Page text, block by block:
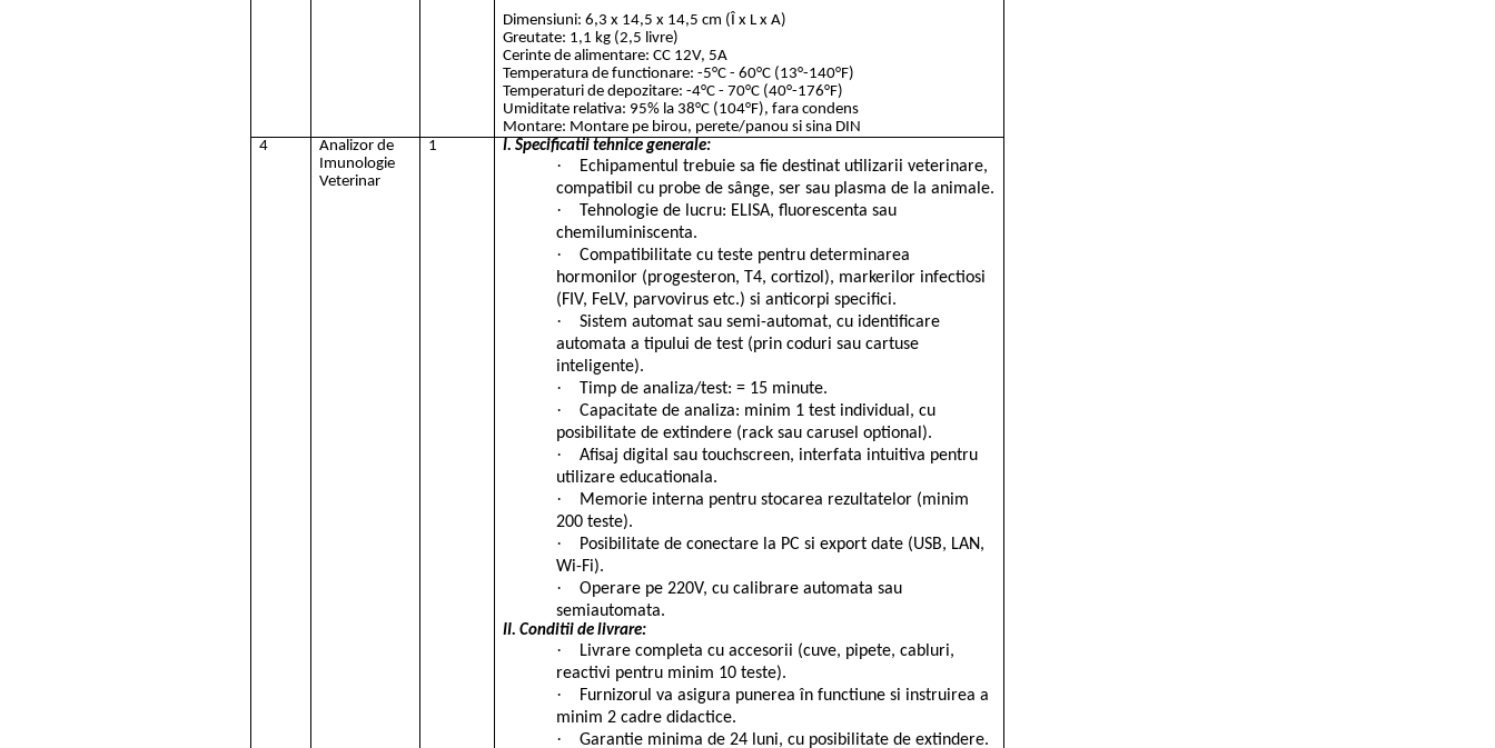
Dimensiuni: 6,3 x 14,5 x 14,5 cm (Î x L x A)
Greutate: 1,1 kg (2,5 livre)
Cerinte de alimentare: CC 12V, 5A
Temperatura de functionare: -5°C - 60°C (13°-140°F)
Temperaturi de depozitare: -4°C - 70°C (40°-176°F)
Umiditate relativa: 95% la 38°C (104°F), fara condens
Montare: Montare pe birou, perete/panou si sina DIN
4
Analizor de
Imunologie
Veterinar
1 I. Specificatii tehnice generale:
·
Echipamentul trebuie sa fie destinat utilizarii veterinare,
compatibil cu probe de sânge, ser sau plasma de la animale.
·
Tehnologie de lucru: ELISA, fluorescenta sau
chemiluminiscenta.
·
Compatibilitate cu teste pentru determinarea
hormonilor (progesteron, T4, cortizol), markerilor infectiosi
(FIV, FeLV, parvovirus etc.) si anticorpi specifici.
·
Sistem automat sau semi-automat, cu identificare
automata a tipului de test (prin coduri sau cartuse
inteligente).
· Timp de analiza/test: = 15 minute.
·
Capacitate de analiza: minim 1 test individual, cu
posibilitate de extindere (rack sau carusel optional).
·
Afisaj digital sau touchscreen, interfata intuitiva pentru
utilizare educationala.
·
Memorie interna pentru stocarea rezultatelor (minim
200 teste).
·
Posibilitate de conectare la PC si export date (USB, LAN,
Wi-Fi).
·
Operare pe 220V, cu calibrare automata sau
semiautomata.
II. Conditii de livrare:
·
Livrare completa cu accesorii (cuve, pipete, cabluri,
reactivi pentru minim 10 teste).
·
Furnizorul va asigura punerea în functiune si instruirea a
minim 2 cadre didactice.
· Garantie minima de 24 luni, cu posibilitate de extindere.